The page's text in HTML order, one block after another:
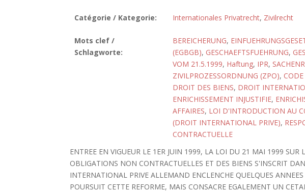
Catégorie / Kategorie: Internationales Privatrecht, Zivilrecht
Mots clef /
Schlagworte:
BEREICHERUNG,
(EGBGB), GESCHAEFTSFUEHRUNG,
VOM 21.5.1999, Haftung, IPR,
ZIVILPROZESSORDNUNG (ZPO),
DROIT DES BIENS, DROIT
ENRICHISSEMENT INJUSTIFIE,
AFFAIRES, LOI D'INTRODUCTION AU
(DROIT INTERNATIONAL PRIVE),
CONTRACTUELLE
ENTREE EN VIGUEUR LE 1ER JUIN 1999, LA LOI DU 21 MAI 1999 SUR
OBLIGATIONS NON CONTRACTUELLES ET DES BIENS S'INSCRIT
INTERNATIONAL PRIVE ALLEMAND ENCLENCHE QUELQUES
POURSUIT CETTE REFORME, MAIS CONSACRE EGALEMENT UN